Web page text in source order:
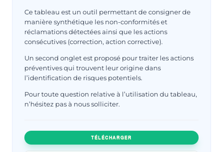
Ce tableau est un outil permettant de consigner de
manière synthétique les non-conformités et
réclamations détectées ainsi que les actions
consécutives (correction, action corrective).
Un second onglet est proposé pour traiter les actions
préventives qui trouvent leur origine dans
l’identification de risques potentiels.
Pour toute question relative à l’utilisation du tableau,
n’hésitez pas à nous solliciter.
TÉLÉCHARGER